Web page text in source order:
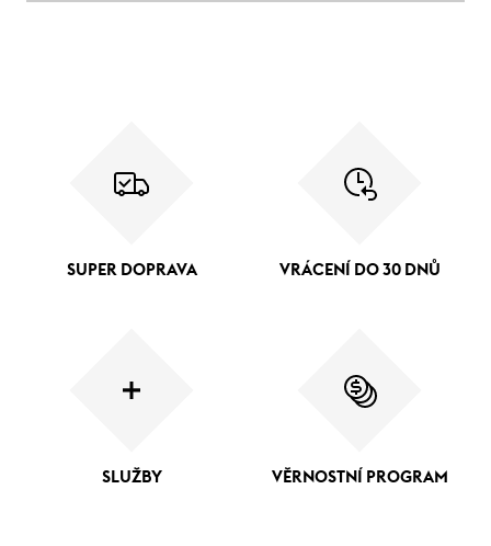
SUPER DOPRAVA VRÁCENÍ DO 30 DNŮ
SLUŽBY VĚRNOSTNÍ PROGRAM